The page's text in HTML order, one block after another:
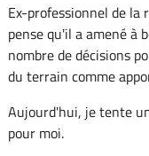
Ex-professionnel de la
pense qu'il a amené à
nombre de décisions
du terrain comme
Aujourd'hui, je tente
pour moi.